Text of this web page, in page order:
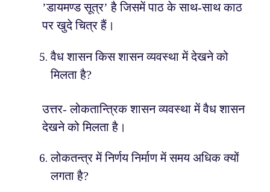
’डायमण्ड सूत्र’ है जिसमें पाठ के साथ-साथ काठ
पर खुदे चित्र हैं।
वैध शासन किस शासन व्यवस्था में देखने को
मिलता है?
उत्तर- लोकतान्त्रिक शासन व्यवस्था में वैध शासन
देखने को मिलता है।
लोकतन्त्र में निर्णय निर्माण में समय अधिक क्यों
लगता है?